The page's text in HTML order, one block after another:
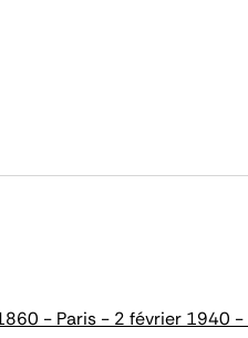
- Paris - 2 février 1940